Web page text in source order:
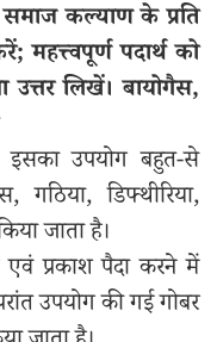
कल्याण के प्रति
पदार्थ को
लिखें। बायोगैस,
इसका उपयोग बहुत-से
डिफ्थीरिया,
जाता है।
प्रकाश पैदा करने में
उपयोग की गई गोबर